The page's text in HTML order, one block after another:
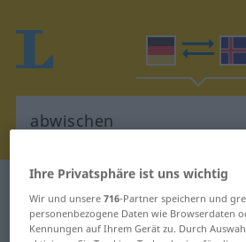
Deutsch-Isländisch
Ihre Privatsphäre ist uns wichtig
Wir und unsere716-Partner speichern und
personenbezogene Daten wie Browserdaten
Kennungen auf Ihrem Gerät zu. Durch